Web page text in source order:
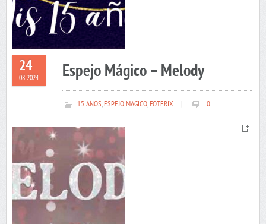
24
08 2024 Espejo Mágico – Melody
15 AÑOS,ESPEJO MAGICO,FOTERIX 0